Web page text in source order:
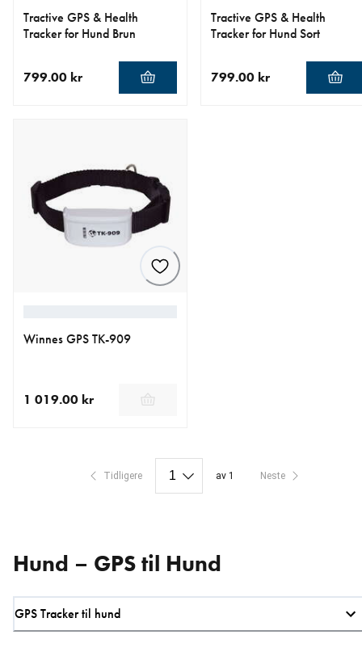
Tractive GPS & Health
Tracker for Hund Brun
799.00 kr
Tractive GPS & Health
Tracker for Hund Sort
799.00 kr
Winnes GPS TK-909
1 019.00 kr
Tidligere av 1 Neste
Hund – GPS til Hund
GPS Tracker til hund